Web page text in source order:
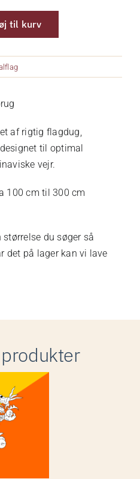
til kurv
af rigtig flagdug,
til optimal
vejr.
100 cm til 300 cm
størrelse du søger så
det på lager kan vi lave